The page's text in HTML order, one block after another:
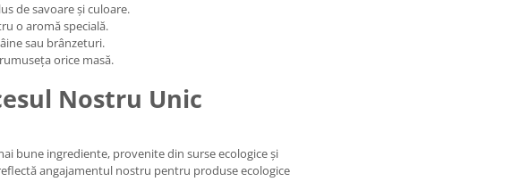
de savoare și culoare.
o aromă specială.
sau brânzeturi.
orice masă.
Nostru Unic
bune ingrediente, provenite din surse ecologice și
angajamentul nostru pentru produse ecologice